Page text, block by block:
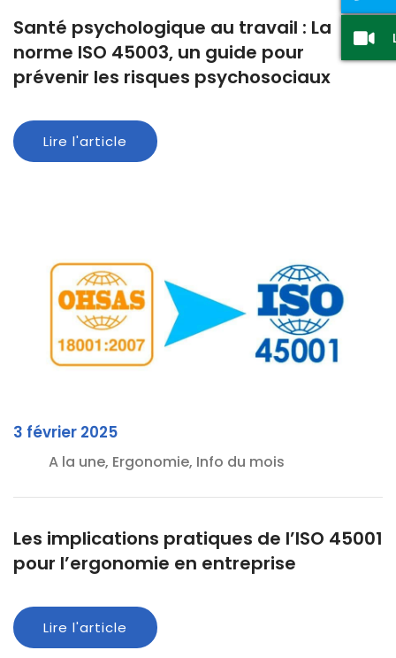
Santé psychologique au travail : La
norme ISO 45003, un guide pour
prévenir les risques psychosociaux
Lire l'article
3 février 2025
A la une, Ergonomie, Info du mois
Les implications pratiques de l’ISO 45001
pour l’ergonomie en entreprise
Lire l'article